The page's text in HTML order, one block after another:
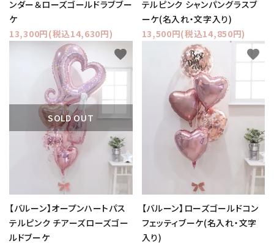
ンダー＆ローズゴールドラブブー
ケ
13,300円(税込14,630円)
テルピンク シャンパングラスブ
ーケ(名入れ・文字入り)
13,500円(税込14,850円)
SOLD OUT
【バルーン】オープンハートパス
テルピンク チアーズローズゴー
ルドブーケ
favorite
【バルーン】ローズゴールドコン
フェッティブーケ(名入れ・文字
入り)
favorite